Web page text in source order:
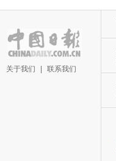
关于我们 联系我们